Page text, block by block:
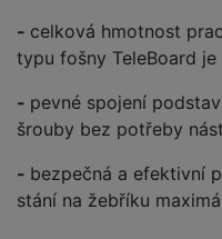
- celková hmotnost
typu fošny TeleBoard je
- pevné spojení
šrouby bez potřeby
- bezpečná a efektivní
stání na žebříku